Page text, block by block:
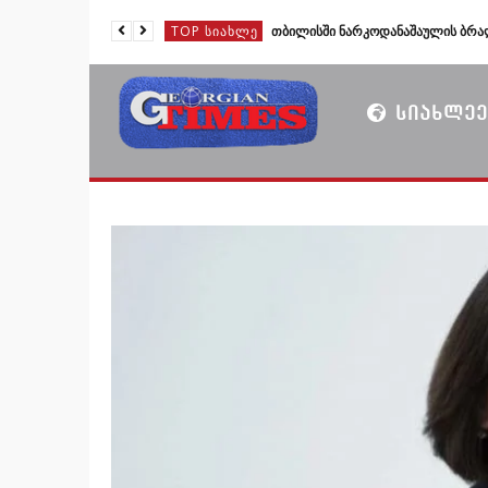
TOP ᲡᲘᲐᲮᲚᲔ
TOP ᲡᲘᲐᲮᲚᲔ
TOP ᲡᲘᲐᲮᲚᲔ
TOP ᲡᲘᲐᲮᲚᲔ